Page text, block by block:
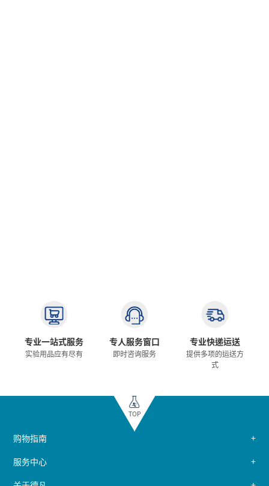
专业一站式服务
实验用品应有尽有
专人服务窗口
即时咨询服务
专业快递运送
提供多项的运送方
式
TOP
购物指南
服务中心